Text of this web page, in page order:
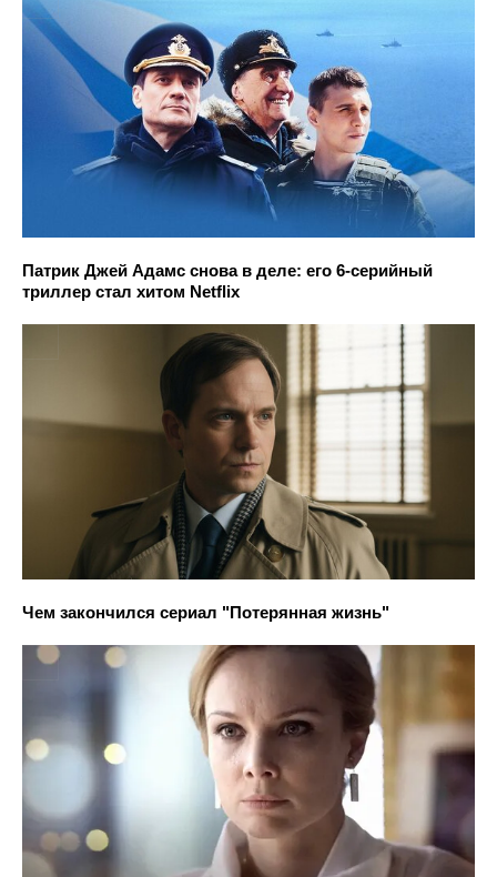
Патрик Джей Адамс снова в деле: его 6-серийный
триллер стал хитом Netflix
Чем закончился сериал "Потерянная жизнь"